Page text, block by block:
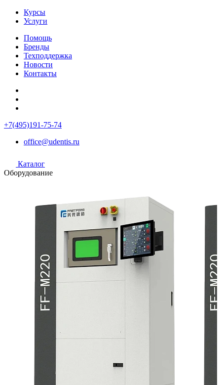
Курсы
Услуги
Помощь
Бренды
Техподдержка
Новости
Контакты
+7(495)191-75-74
office@udentis.ru
Каталог
Оборудование